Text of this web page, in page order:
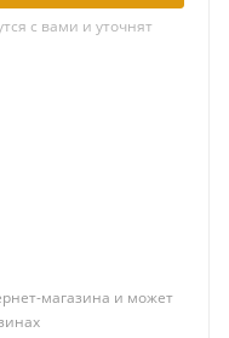
с вами и уточнят
магазина и может